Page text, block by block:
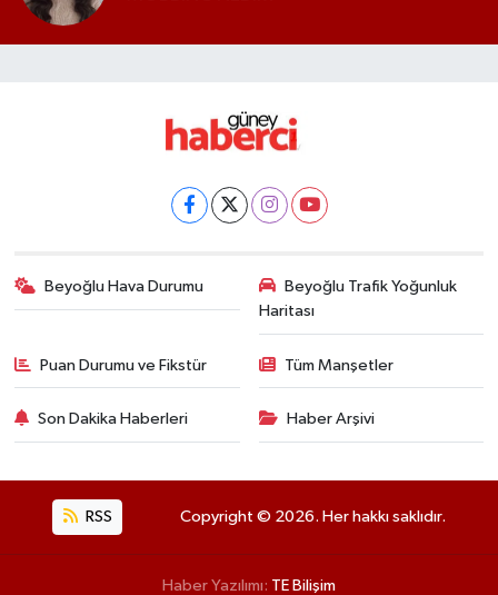
Beyoğlu Hava Durumu
Beyoğlu Trafik Yoğunluk
Haritası
Puan Durumu ve Fikstür Tüm Manşetler
Son Dakika Haberleri Haber Arşivi
RSS Copyright © 2026. Her hakkı saklıdır.
Haber Yazılımı: TE Bilişim